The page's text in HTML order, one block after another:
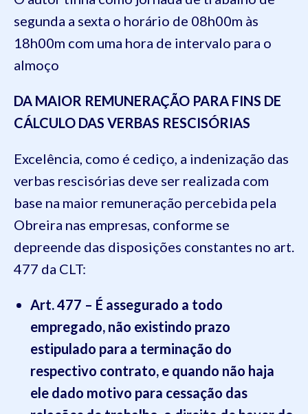
segunda a sexta o horário de 08h00m às
18h00m com uma hora de intervalo para o
almoço
DA MAIOR REMUNERAÇÃO PARA FINS DE
CÁLCULO DAS VERBAS RESCISÓRIAS
Excelência, como é cediço, a indenização das
verbas rescisórias deve ser realizada com
base na maior remuneração percebida pela
Obreira nas empresas, conforme se
depreende das disposições constantes no art.
477 da CLT:
Art. 477 – É assegurado a todo
empregado, não existindo prazo
estipulado para a terminação do
respectivo contrato, e quando não haja
ele dado motivo para cessação das